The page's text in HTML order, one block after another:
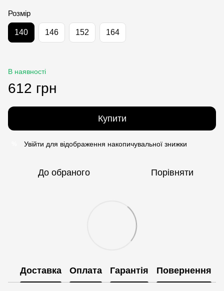
Розмір
140 146 152 164
В наявності
612 грн
Купити
Увійти для відображення накопичувальної знижки
До обраного Порівняти
Доставка Оплата Гарантія Повернення